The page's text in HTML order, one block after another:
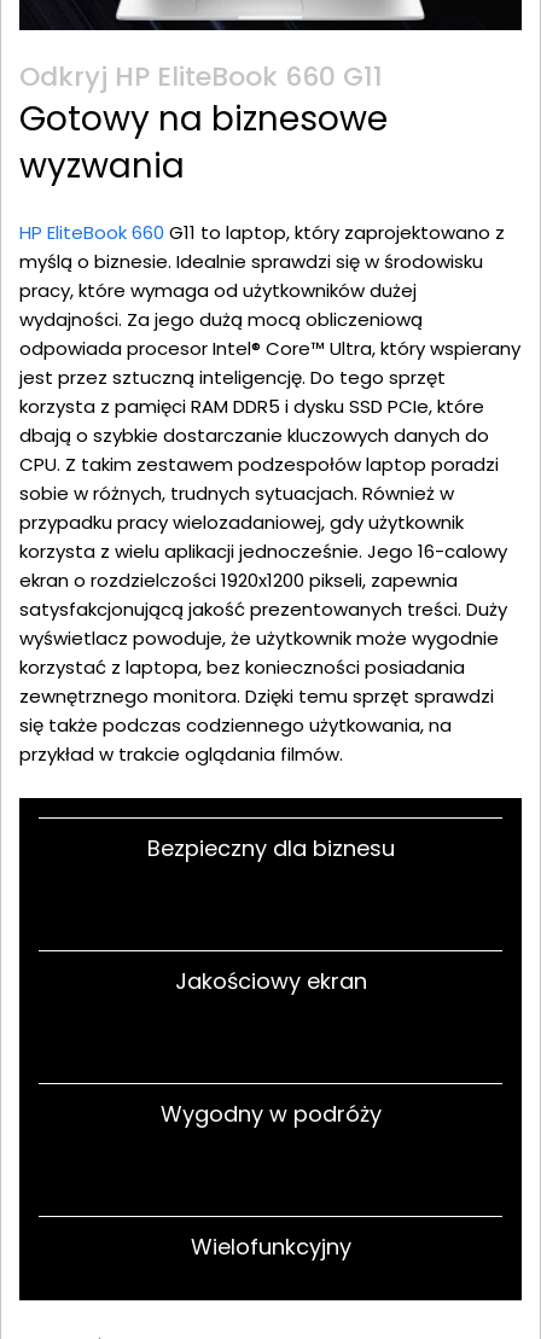
Odkryj HP EliteBook 660 G11
Gotowy na biznesowe
wyzwania
HP EliteBook 660 G11 to laptop, który zaprojektowano z
myślą o biznesie. Idealnie sprawdzi się w środowisku
pracy, które wymaga od użytkowników dużej
wydajności. Za jego dużą mocą obliczeniową
odpowiada procesor Intel® Core™ Ultra, który wspierany
jest przez sztuczną inteligencję. Do tego sprzęt
korzysta z pamięci RAM DDR5 i dysku SSD PCIe, które
dbają o szybkie dostarczanie kluczowych danych do
CPU. Z takim zestawem podzespołów laptop poradzi
sobie w różnych, trudnych sytuacjach. Również w
przypadku pracy wielozadaniowej, gdy użytkownik
korzysta z wielu aplikacji jednocześnie. Jego 16-calowy
ekran o rozdzielczości 1920x1200 pikseli, zapewnia
satysfakcjonującą jakość prezentowanych treści. Duży
wyświetlacz powoduje, że użytkownik może wygodnie
korzystać z laptopa, bez konieczności posiadania
zewnętrznego monitora. Dzięki temu sprzęt sprawdzi
się także podczas codziennego użytkowania, na
przykład w trakcie oglądania filmów.
Bezpieczny dla biznesu
Jakościowy ekran
Wygodny w podróży
Wielofunkcyjny